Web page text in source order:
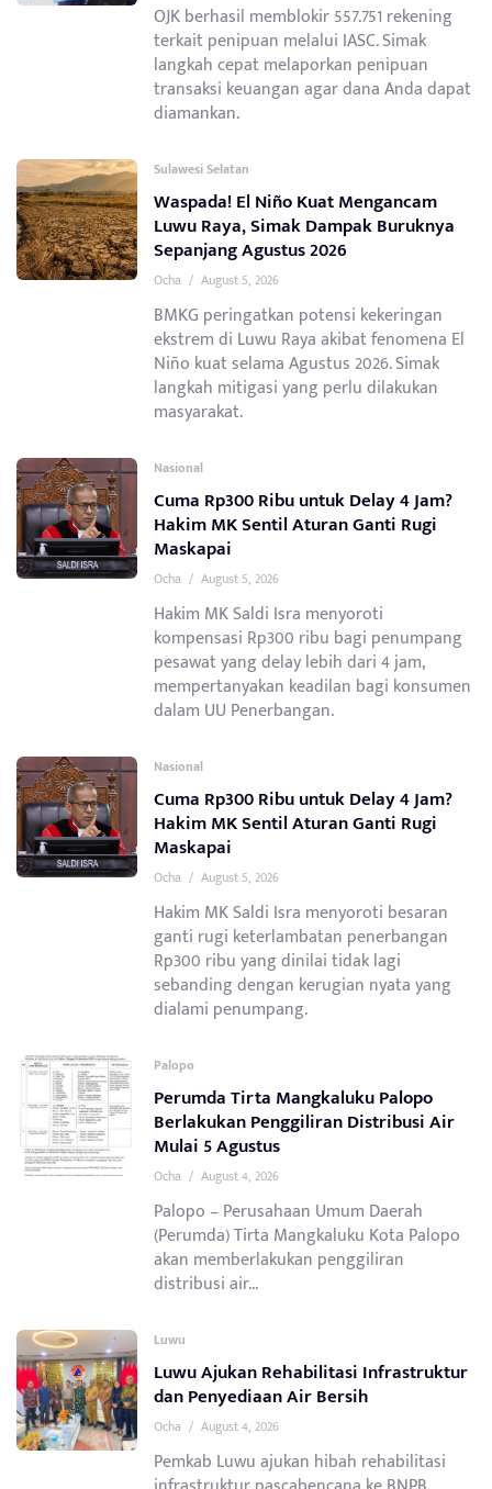
OJK berhasil memblokir 557.751 rekening
terkait penipuan melalui IASC. Simak
langkah cepat melaporkan penipuan
transaksi keuangan agar dana Anda dapat
diamankan.
Sulawesi Selatan
Waspada! El Niño Kuat Mengancam
Luwu Raya, Simak Dampak Buruknya
Sepanjang Agustus 2026
Ocha / August 5, 2026
BMKG peringatkan potensi kekeringan
ekstrem di Luwu Raya akibat fenomena El
Niño kuat selama Agustus 2026. Simak
langkah mitigasi yang perlu dilakukan
masyarakat.
Nasional
Cuma Rp300 Ribu untuk Delay 4 Jam?
Hakim MK Sentil Aturan Ganti Rugi
Maskapai
Ocha / August 5, 2026
Hakim MK Saldi Isra menyoroti
kompensasi Rp300 ribu bagi penumpang
pesawat yang delay lebih dari 4 jam,
mempertanyakan keadilan bagi konsumen
dalam UU Penerbangan.
Nasional
Cuma Rp300 Ribu untuk Delay 4 Jam?
Hakim MK Sentil Aturan Ganti Rugi
Maskapai
Ocha / August 5, 2026
Hakim MK Saldi Isra menyoroti besaran
ganti rugi keterlambatan penerbangan
Rp300 ribu yang dinilai tidak lagi
sebanding dengan kerugian nyata yang
dialami penumpang.
Palopo
Perumda Tirta Mangkaluku Palopo
Berlakukan Penggiliran Distribusi Air
Mulai 5 Agustus
Ocha / August 4, 2026
Palopo – Perusahaan Umum Daerah
(Perumda) Tirta Mangkaluku Kota Palopo
akan memberlakukan penggiliran
distribusi air...
Luwu
Luwu Ajukan Rehabilitasi Infrastruktur
dan Penyediaan Air Bersih
Ocha / August 4, 2026
Pemkab Luwu ajukan hibah rehabilitasi